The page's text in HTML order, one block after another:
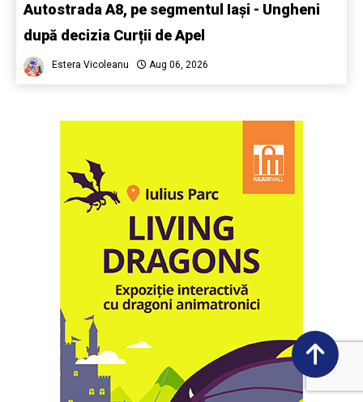
Autostrada A8, pe segmentul Iași - Ungheni
după decizia Curții de Apel
Estera Vicoleanu Aug 06, 2026